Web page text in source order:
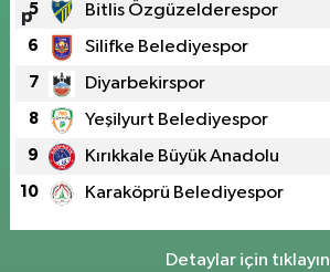
5 Bitlis Özgüzelderespor
6 Silifke Belediyespor
7 Diyarbekirspor
8 Yeşilyurt Belediyespor
9 Kırıkkale Büyük Anadolu
10 Karaköprü Belediyespor
Detaylar için tıklayın